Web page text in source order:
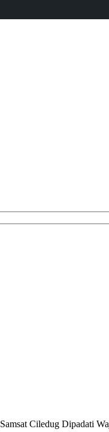
Ciledug Dipadati